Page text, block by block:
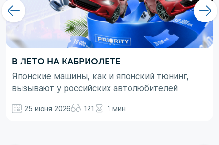
В ЛЕТО НА КАБРИОЛЕТЕ
Японские машины, как и японский тюнинг,
вызывают у российских автолюбителей
просто ассоциируются с вполне понятными
25 июня 2026 121 1 мин